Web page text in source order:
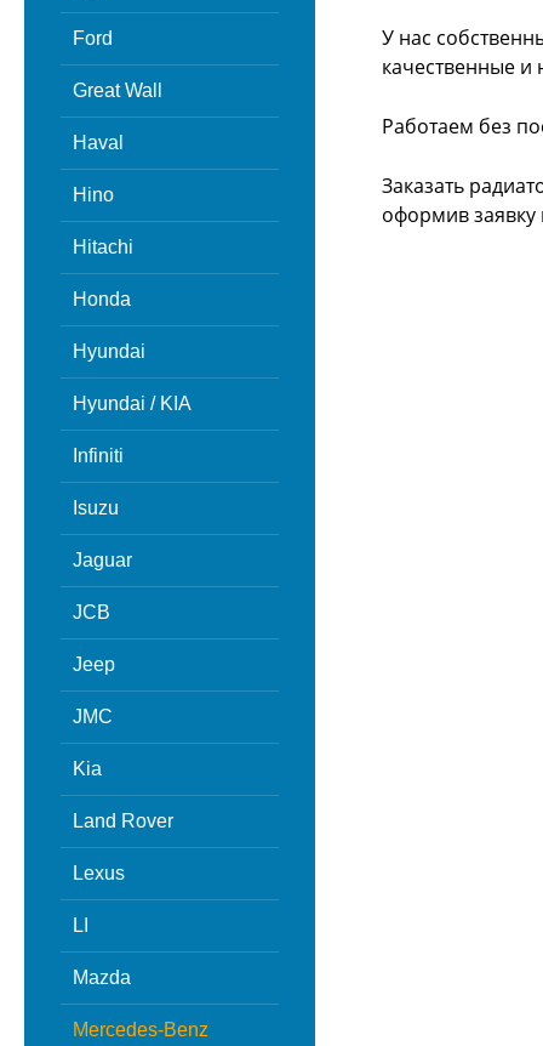
Ford
Great Wall
Haval
Hino
Hitachi
Honda
Hyundai
Hyundai / KIA
Infiniti
Isuzu
Jaguar
JCB
Jeep
JMC
Kia
Land Rover
Lexus
LI
Mazda
Mercedes-Benz
У нас
качественные и
Работаем без
Заказать
оформив заявку